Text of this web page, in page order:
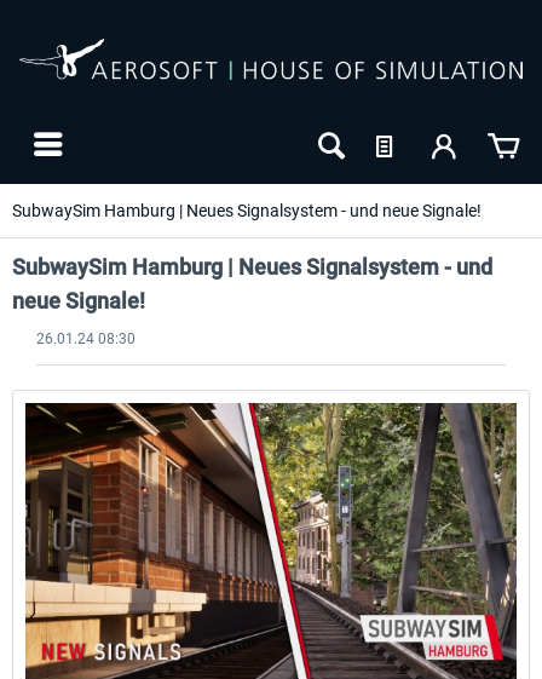
SubwaySim Hamburg | Neues Signalsystem - und neue Signale!
SubwaySim Hamburg | Neues Signalsystem - und
neue Signale!
26.01.24 08:30